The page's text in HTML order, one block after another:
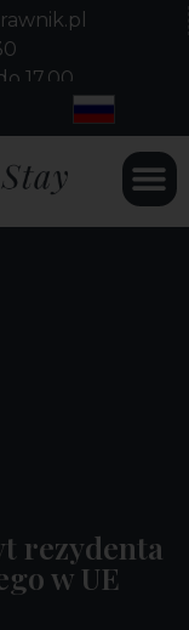
17.00
rezydenta
w UE